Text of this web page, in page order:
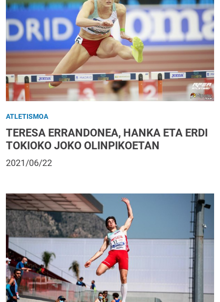
ATLETISMOA
TERESA ERRANDONEA, HANKA ETA ERDI
TOKIOKO JOKO OLINPIKOETAN
2021/06/22